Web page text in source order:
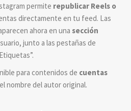
permite republicar Reels o
directamente en tu feed. Las
ahora en una sección
junto a las pestañas de
para contenidos de cuentas
nombre del autor original.